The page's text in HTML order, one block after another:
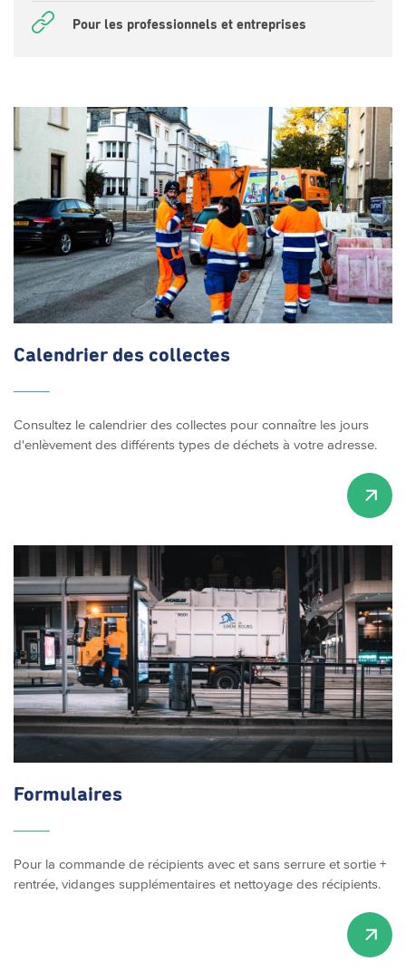
Pour les professionnels et entreprises
Calendrier des collectes
Consultez le calendrier des collectes pour connaître les jours
d'enlèvement des différents types de déchets à votre adresse.
Formulaires
Pour la commande de récipients avec et sans serrure et sortie +
rentrée, vidanges supplémentaires et nettoyage des récipients.